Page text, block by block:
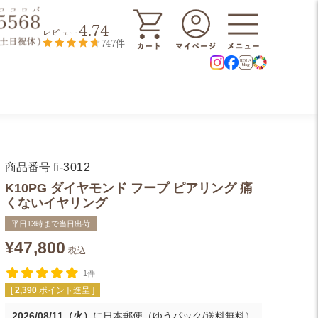
レビュー4.74
747件
商品番号 fi-3012
K10PG ダイヤモンド フープ ピアリング 痛
くないイヤリング
平日13時まで当日出荷
¥47,800 税込
1件
[ 2,390 ポイント進呈 ]